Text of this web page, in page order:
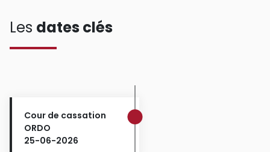
Les dates clés
Cour de cassation
ORDO
25-06-2026